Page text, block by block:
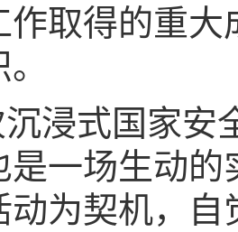
作取得的重
沉浸式国家安
是一场生动
动为契机，